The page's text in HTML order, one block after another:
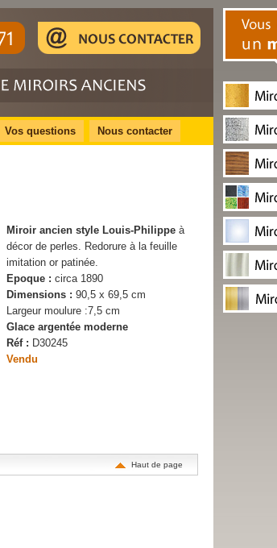
Vos questions Nous contacter
Miroir ancien style Louis-Philippe à
décor de perles. Redorure à la feuille
imitation or patinée.
Epoque : circa 1890
Dimensions : 90,5 x 69,5 cm
Largeur moulure :7,5 cm
Glace argentée moderne
Réf : D30245
Vendu
Haut de page